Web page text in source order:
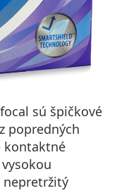
sú špičkové
popredných
kontaktné
vysokou
nepretržitý